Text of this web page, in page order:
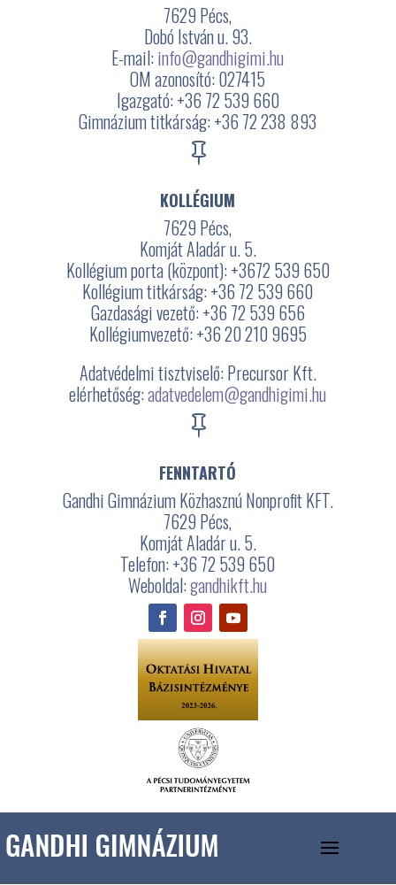
7629 Pécs,
Dobó István u. 93.
E-mail:info@gandhigimi.hu
OM azonosító: 027415
Igazgató: +36 72 539 660
Gimnázium titkárság: +36 72 238 893

KOLLÉGIUM
7629 Pécs,
Komját Aladár u. 5.
Kollégium porta (központ): +3672 539 650
Kollégium titkárság: +36 72 539 660
Gazdasági vezető: +36 72 539 656
Kollégiumvezető: +36 20 210 9695
Adatvédelmi tisztviselő: Precursor Kft.
elérhetőség:adatvedelem@gandhigimi.hu

FENNTARTÓ
Gandhi Gimnázium Közhasznú Nonprofit KFT.
7629 Pécs,
Komját Aladár u. 5.
Telefon: +36 72 539 650
Weboldal:gandhikft.hu